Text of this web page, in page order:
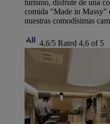
turismo, disfrute de una
comida "Made in Massy"
nuestras comodísimas
4,6/5 Rated 4,6 of 5